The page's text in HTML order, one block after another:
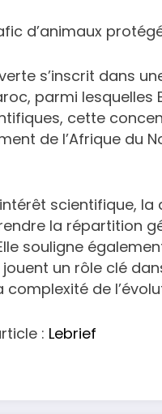
d’animaux
s’inscrit dans
parmi lesquelles
cette
de l’Afrique du
scientifique,
la répartition
souligne
un rôle clé
complexité de
: Lebrief